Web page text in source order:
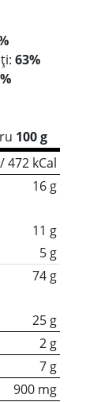
63%
100 g
472 kCal
16 g
11 g
5 g
74 g
25 g
2 g
7 g
900 mg